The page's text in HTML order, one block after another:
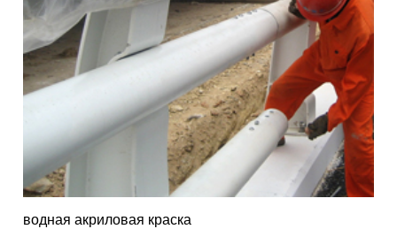
водная акриловая краска